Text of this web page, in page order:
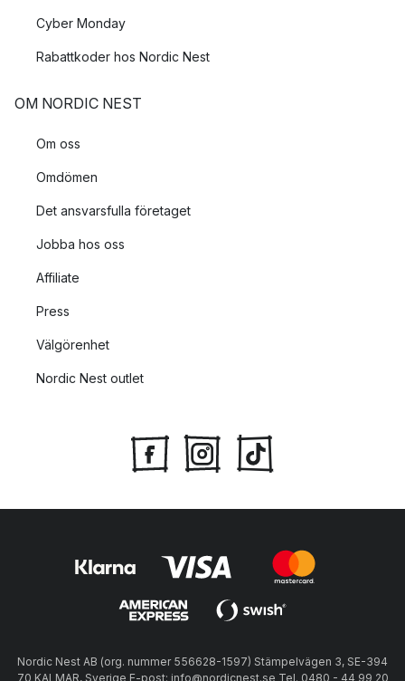
Cyber Monday
Rabattkoder hos Nordic Nest
OM NORDIC NEST
Om oss
Omdömen
Det ansvarsfulla företaget
Jobba hos oss
Affiliate
Press
Välgörenhet
Nordic Nest outlet
Nordic Nest AB (org. nummer 556628-1597) Stämpelvägen 3, SE-394
70 KALMAR, Sverige E-post: info@nordicnest.se Tel. 0480 - 44 99 20